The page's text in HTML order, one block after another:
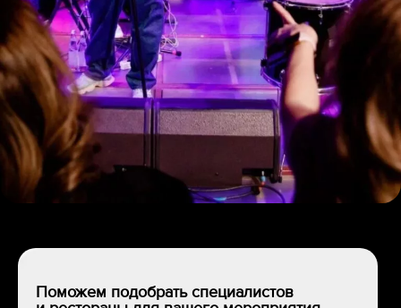
Поможем подобрать специалистов